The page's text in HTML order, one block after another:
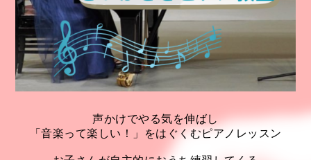
声かけでやる気を伸ばし
「音楽って楽しい！」をはぐくむピアノレッスン